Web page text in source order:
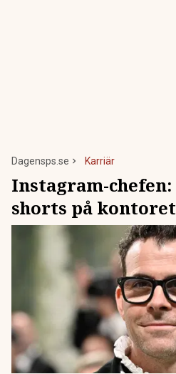
Dagensps.se Karriär
Instagram-
shorts på kontoret